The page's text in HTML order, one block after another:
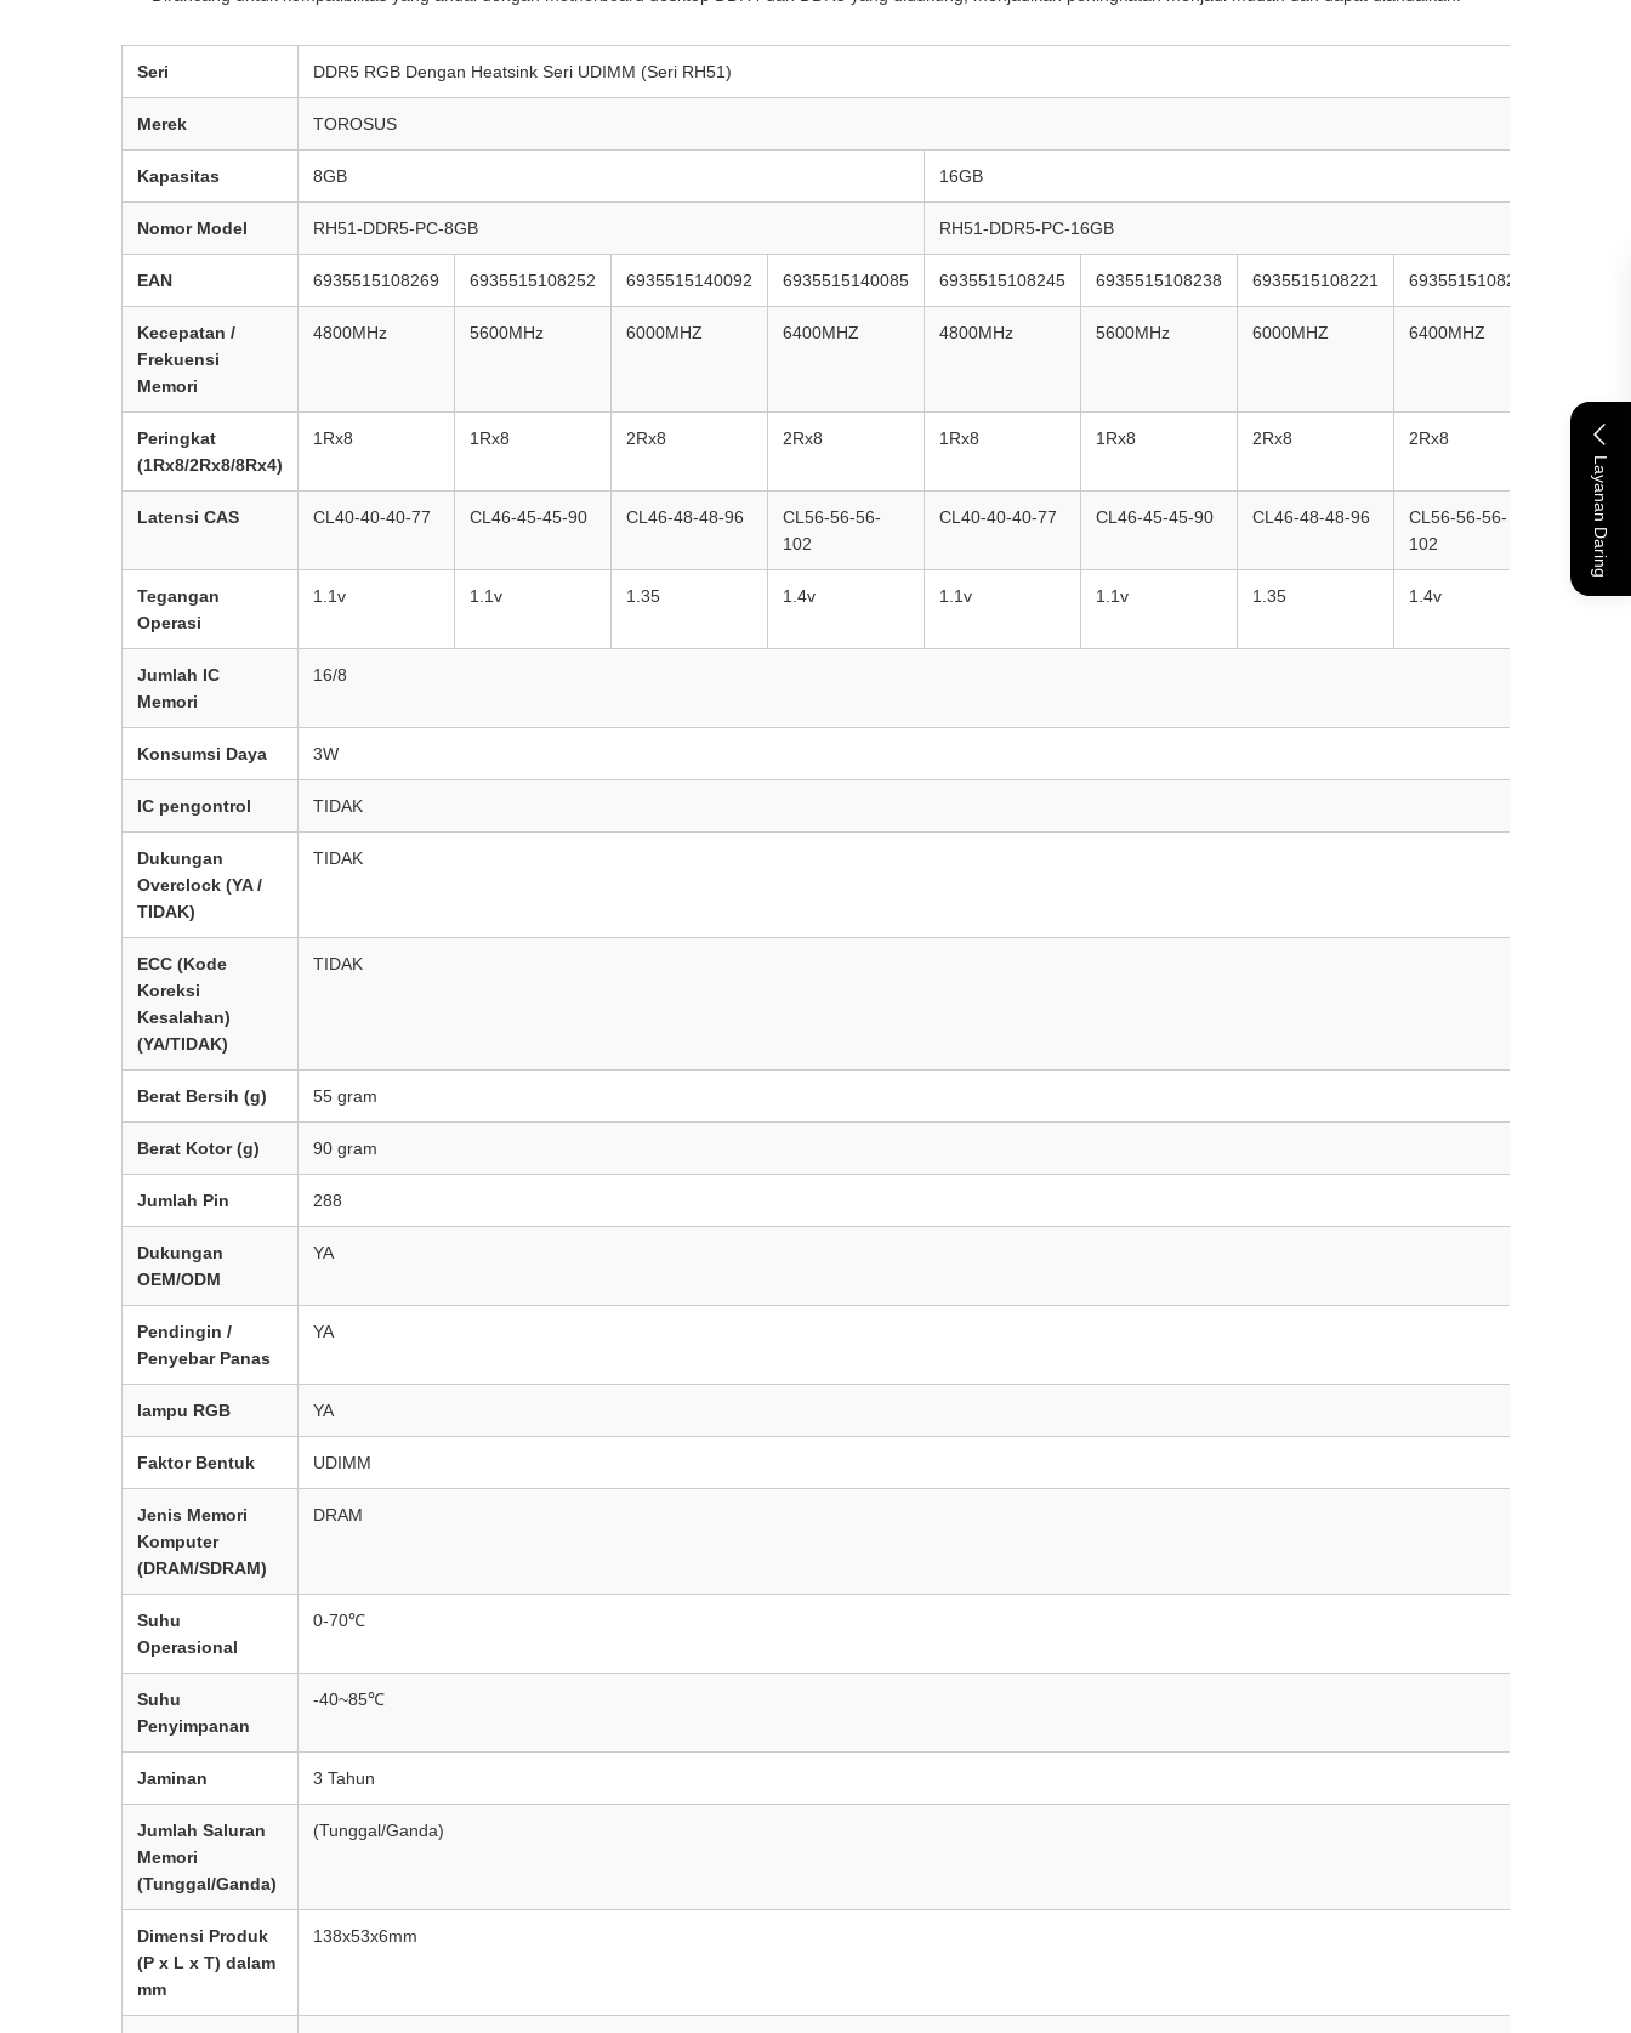
Layanan Daring
Seri DDR5 RGB Dengan Heatsink Seri UDIMM (Seri RH51)
Merek TOROSUS
Kapasitas 8GB 16GB
Nomor Model RH51-DDR5-PC-8GB RH51-DDR5-PC-16GB
EAN 6935515108269 6935515108252 6935515140092 6935515140085 6935515108245 6935515108238 6935515108221 6935515108214
Kecepatan /
Frekuensi
Memori
4800MHz 5600MHz 6000MHZ 6400MHZ 4800MHz 5600MHz 6000MHZ 6400MHZ
Peringkat
(1Rx8/2Rx8/8Rx4)
1Rx8 1Rx8 2Rx8 2Rx8 1Rx8 1Rx8 2Rx8 2Rx8 2Rx8
Latensi CAS CL40-40-40-77 CL46-45-45-90 CL46-48-48-96
CL56-56-56-
102
CL40-40-40-77 CL46-45-45-90 CL46-48-48-96
CL56-56-56-
102
CL40-
Tegangan
Operasi
1.1v 1.1v 1.35 1.4v 1.1v 1.1v 1.35 1.4v 1.1v
Jumlah IC
Memori
16/8
Konsumsi Daya 3W
IC pengontrol TIDAK
Dukungan
Overclock (YA /
TIDAK)
TIDAK
ECC (Kode
Koreksi
Kesalahan)
(YA/TIDAK)
TIDAK
Berat Bersih (g) 55 gram
Berat Kotor (g) 90 gram
Jumlah Pin 288
Dukungan
OEM/ODM
YA
Pendingin /
Penyebar Panas
YA
lampu RGB YA
Faktor Bentuk UDIMM
Jenis Memori
Komputer
(DRAM/SDRAM)
DRAM
Suhu
Operasional
0-70℃
Suhu
Penyimpanan
-40~85℃
Jaminan 3 Tahun
Jumlah Saluran
Memori
(Tunggal/Ganda)
(Tunggal/Ganda)
Dimensi Produk
(P x L x T) dalam
mm
138x53x6mm